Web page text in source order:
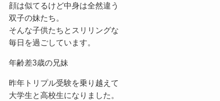
顔は似てるけど中身は全然違う
双子の妹たち。
そんな子供たちとスリリングな
毎日を過ごしています。
年齢差3歳の兄妹
昨年トリプル受験を乗り越えて
大学生と高校生になりました。